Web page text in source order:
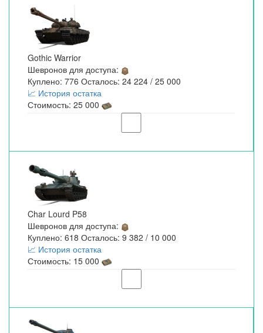
Gothic Warrior
Шевронов для доступа:
Куплено: 776 Осталось: 24 224 / 25 000
📈 История остатка
Стоимость: 25 000
Char Lourd P58
Шевронов для доступа:
Куплено: 618 Осталось: 9 382 / 10 000
📈 История остатка
Стоимость: 15 000